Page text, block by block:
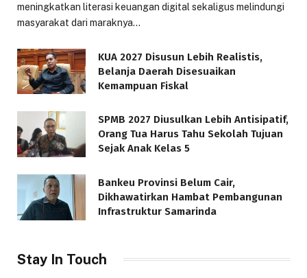
meningkatkan literasi keuangan digital sekaligus melindungi
masyarakat dari maraknya…
KUA 2027 Disusun Lebih Realistis,
Belanja Daerah Disesuaikan
Kemampuan Fiskal
SPMB 2027 Diusulkan Lebih Antisipatif,
Orang Tua Harus Tahu Sekolah Tujuan
Sejak Anak Kelas 5
Bankeu Provinsi Belum Cair,
Dikhawatirkan Hambat Pembangunan
Infrastruktur Samarinda
Stay In Touch